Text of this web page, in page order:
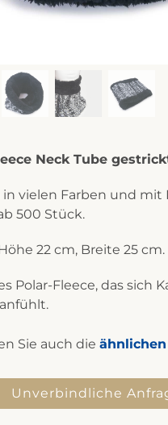
Neck Tube
in vielen Farben und mit
500 Stück.
22 cm, Breite 25 cm.
Polar-Fleece, das sich
Sie auch die
Unverbindliche